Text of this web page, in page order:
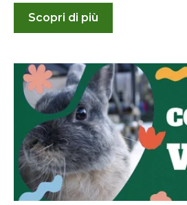
Scopri di più